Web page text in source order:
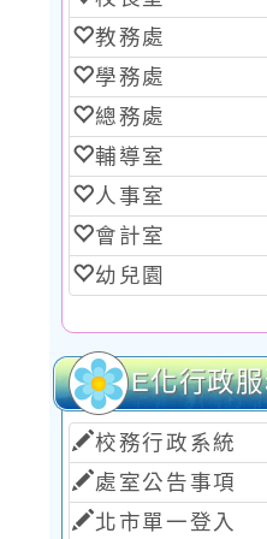
教務處
學務處
總務處
輔導室
人事室
會計室
幼兒園
E化行政
校務行政系統
處室公告事項
北市單一登入